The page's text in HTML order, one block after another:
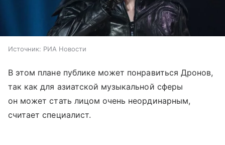
Источник: РИА Новости
В этом плане публике может понравиться Дронов,
так как для азиатской музыкальной сферы
он может стать лицом очень неординарным,
считает специалист.